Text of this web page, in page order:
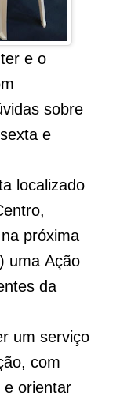
e o
sobre
e
localizado
próxima
uma Ação
da
um serviço
com
e orientar